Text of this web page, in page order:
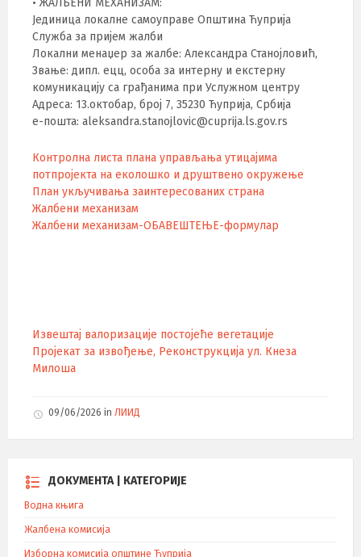
• ЖАЛБЕНИ МЕХАНИЗАМ:
Јединица локалне самоуправе Општина Ћуприја
Служба за пријем жалби
Локални менаџер за жалбе: Александра Станојловић,
Звање: дипл. ецц, особа за интерну и екстерну
комуникацију са грађанима при Услужном центру
Адреса: 13.октобар, број 7, 35230 Ћуприја, Србија
е-пошта: aleksandra.stanojlovic@cuprija.ls.gov.rs
Контролна листа плана управљања утицајима
потпројекта на еколошко и друштвено окружење
План укључивања заинтересованих страна
Жалбени механизам
Жалбени механизам-ОБАВЕШТЕЊЕ-формулар
Извештај валоризације постојеће вегетације
Пројекат за извођење, Реконструкција ул. Кнеза
Милоша
09/06/2026 in ЛИИД
ДОКУМЕНТА | КАТЕГОРИЈЕ
Водна књига
Жалбена комисија
Изборна комисија општине Ћуприја